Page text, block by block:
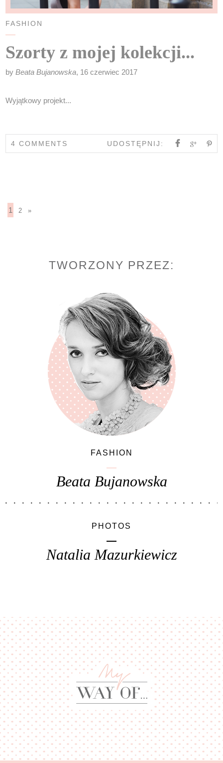
FASHION
Szorty z mojej kolekcji...
byBeata Bujanowska, 16 czerwiec 2017
Wyjątkowy projekt...
4 COMMENTS UDOSTĘPNIJ:
1 2 »
TWORZONY PRZEZ:
FASHION
Beata Bujanowska
PHOTOS
Natalia Mazurkiewicz